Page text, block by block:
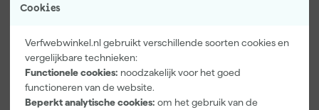
Cookies
Verfwebwinkel.nl gebruikt verschillende soorten cookies en
vergelijkbare technieken:
Functionele cookies: noodzakelijk voor het goed
functioneren van de website.
Beperkt analytische cookies: om het gebruik van de
stevig aan en blijft goed in vorm. Je wast het shirt op 40 graden,
langere levensduur. De CO₂-neutrale productie is volledig
gecompenseerd via bomenprojecten van Trees for All.
Extra eigenschappen
Stretch
Kenmerken
Geslacht